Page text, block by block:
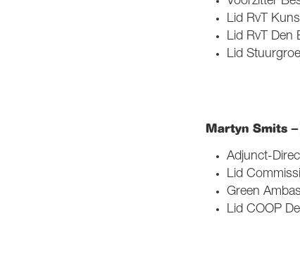
Lid RvT
Lid RvT Den
Lid
Martyn Smits
Adjunct-
Lid
Green
Lid COOP